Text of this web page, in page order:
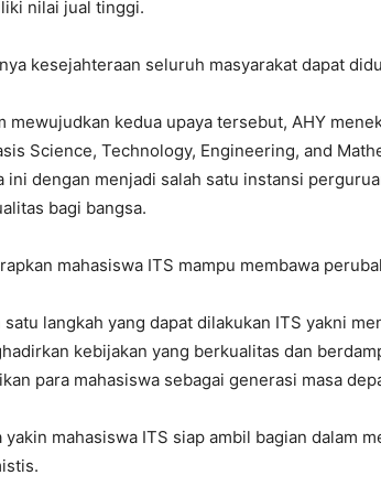
nilai jual tinggi.
kesejahteraan seluruh masyarakat dapat
mewujudkan kedua upaya tersebut, AHY
Science, Technology, Engineering, and
ini dengan menjadi salah satu instansi
bagi bangsa.
mahasiswa ITS mampu membawa
satu langkah yang dapat dilakukan ITS yakni
kebijakan yang berkualitas dan
para mahasiswa sebagai generasi masa
yakin mahasiswa ITS siap ambil bagian dalam